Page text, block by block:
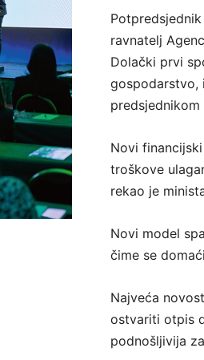
ravnatelj
Dolački prvi
gospodarstvo,
Novi
troškove
rekao je
Novi model
čime se
Najveća
ostvariti otpis
podnošljivija